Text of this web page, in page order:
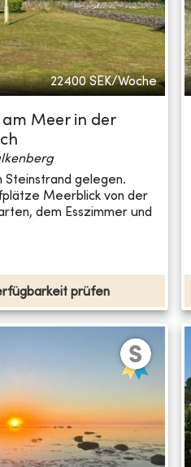
22400 SEK/Woche
Meer in der
Steinstrand gelegen.
Meerblick von der
dem Esszimmer und
prüfen